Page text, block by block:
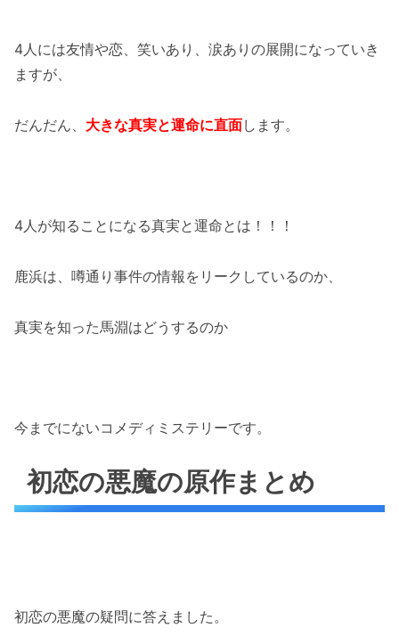
4人には友情や恋、笑いあり、涙ありの展開になっていき
ますが、
だんだん、 大きな真実と運命に直面します。
4人が知ることになる真実と運命とは！！！
鹿浜は、噂通り事件の情報をリークしているのか、
真実を知った馬淵はどうするのか
今までにないコメディミステリーです。
初恋の悪魔の原作まとめ
初恋の悪魔の疑問に答えました。